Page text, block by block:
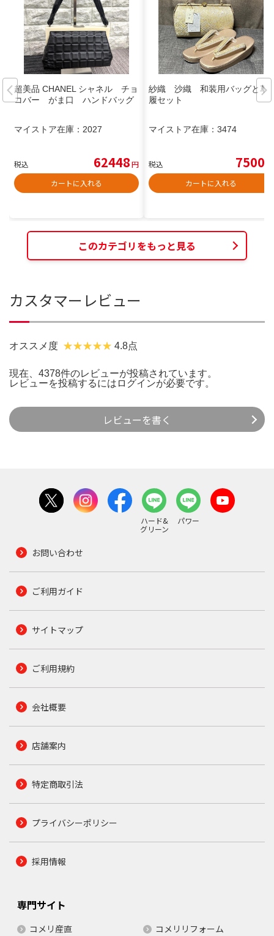
超美品 CHANEL シャネル チョ
コバー がま口 ハンドバッグ
マイストア在庫： 2027
税込 62448円
カートに入れる
紗織 沙織 和装用バッグと草
履セット
マイストア在庫： 3474
税込 7500
カートに入れる
このカテゴリをもっと見る
カスタマーレビュー
オススメ度 4.8点
現在、4378件のレビューが投稿されています。
レビューを投稿するには ログインが必要です。
レビューを書く
ハード&
グリーン
パワー
お問い合わせ
ご利用ガイド
サイトマップ
ご利用規約
会社概要
店舗案内
特定商取引法
プライバシーポリシー
採用情報
専門サイト
コメリ産直 コメリリフォーム